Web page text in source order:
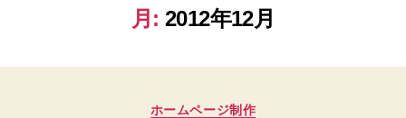
月: 2012年12月
カ
ホームページ制作